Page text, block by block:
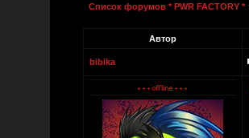
Список форумов * PWR FACTORY *
Автор
bibika